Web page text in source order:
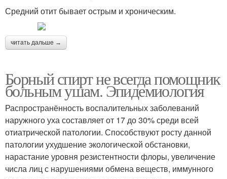
Средний отит бывает острым и хроническим.
читать дальше →
Борный спирт не всегда помощник
больным ушам. Эпидемиология
Распространённость воспалительных заболеваний
наружного уха составляет от 17 до 30% среди всей
отиатрической патологии. Способствуют росту данной
патологии ухудшение экологической обстановки,
нарастание уровня резистентности флоры, увеличение
числа лиц с нарушениями обмена веществ, иммунного